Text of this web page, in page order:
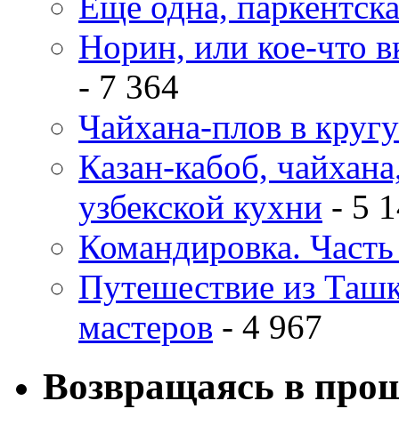
Норин, или кое-что
- 7 364
Чайхана-плов в
Казан-кабоб,
узбекской кухни - 5
Командировка.
Путешествие из
мастеров - 4 967
Возвращаясь в